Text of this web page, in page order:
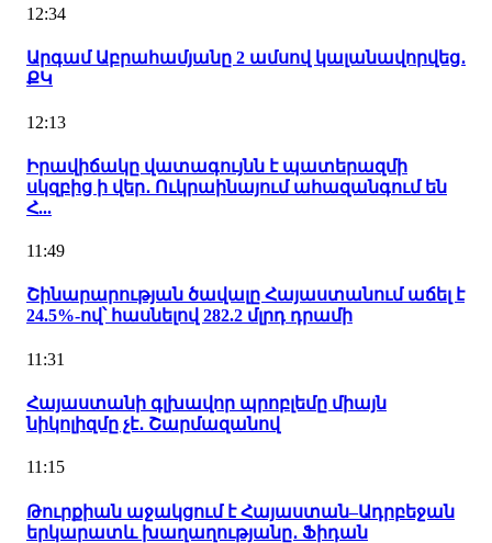
12:34
Արգամ Աբրահամյանը 2 ամսով կալանավորվեց․
ՔԿ
12:13
Իրավիճակը վատագույնն է պատերազմի
սկզբից ի վեր․ Ուկրաինայում ահազանգում են
Հ...
11:49
Շինարարության ծավալը Հայաստանում աճել է
24.5%-ով՝ հասնելով 282.2 մլրդ դրամի
11:31
Հայաստանի գլխավոր պրոբլեմը միայն
նիկոլիզմը չէ․ Շարմազանով
11:15
Թուրքիան աջակցում է Հայաստան–Ադրբեջան
երկարատև խաղաղությանը․ Ֆիդան